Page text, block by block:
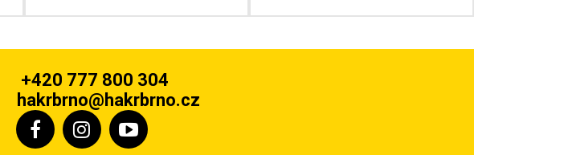
+420 777 800 304
hakrbrno@hakrbrno.cz